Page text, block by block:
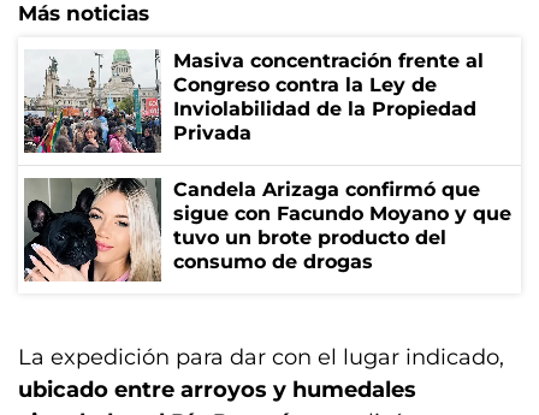
Más noticias
Masiva concentración frente al
Congreso contra la Ley de
Inviolabilidad de la Propiedad
Privada
Candela Arizaga confirmó que
sigue con Facundo Moyano y que
tuvo un brote producto del
consumo de drogas
La expedición para dar con el lugar indicado,
ubicado entre arroyos y humedales